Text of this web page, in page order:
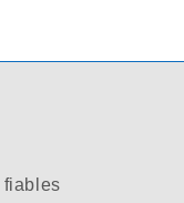
fiables